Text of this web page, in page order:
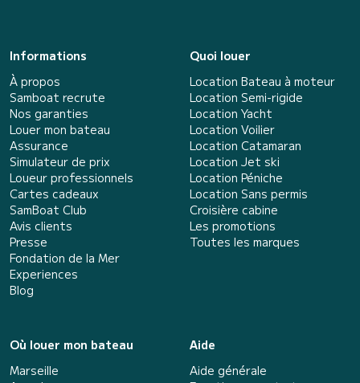
Informations
À propos
Samboat recrute
Nos garanties
Louer mon bateau
Assurance
Simulateur de prix
Loueur professionnels
Cartes cadeaux
SamBoat Club
Avis clients
Presse
Fondation de la Mer
Experiences
Blog
Quoi louer
Location Bateau à moteur
Location Semi-rigide
Location Yacht
Location Voilier
Location Catamaran
Location Jet ski
Location Péniche
Location Sans permis
Croisière cabine
Les promotions
Toutes les marques
Où louer mon bateau
Marseille
Aide
Aide générale